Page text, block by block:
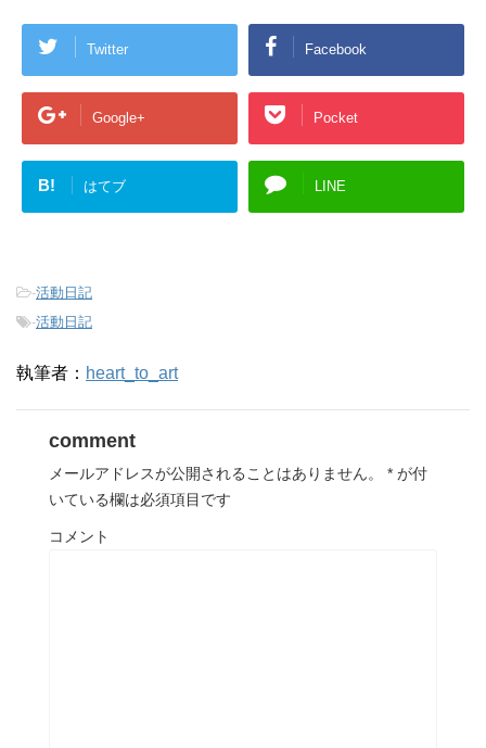
Twitter Facebook
Google+ Pocket
B! はてブ LINE
-活動日記
-活動日記
執筆者： heart_to_art
comment
メールアドレスが公開されることはありません。 * が付
いている欄は必須項目です
コメント